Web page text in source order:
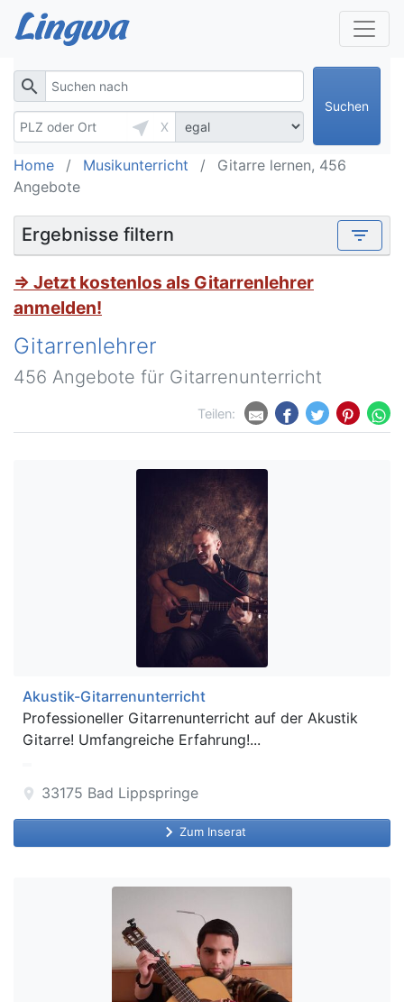
search
near_me
X
Suchen
Home Musikunterricht
Gitarre lernen, 456
Angebote
Ergebnisse filtern filter_list
⇒ Jetzt kostenlos als Gitarrenlehrer
anmelden!
Gitarrenlehrer
456 Angebote für Gitarrenunterricht
Teilen:
Akustik-Gitarrenunterricht
Professioneller Gitarrenunterricht auf der Akustik
Gitarre! Umfangreiche Erfahrung!...
location_on 33175 Bad Lippspringe
keyboard_arrow_right Zum Inserat